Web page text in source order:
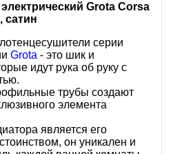
Grota Corsa
сатин
серии
Grota - это шик и
идут рука об руку с
трубы создают
элемента
является его
он уникален и